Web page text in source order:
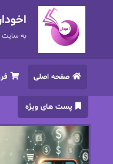
به سایت
صفحه اصلی
پست های ویژه